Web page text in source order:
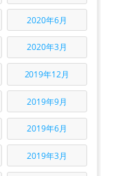
2020年6月
2020年3月
2019年12月
2019年9月
2019年6月
2019年3月